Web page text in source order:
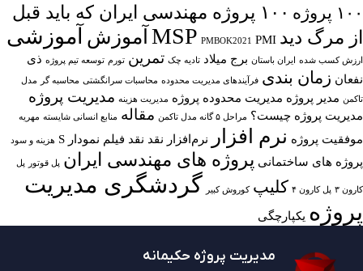
۱۰۰ پروژه
۱۰۰ پروژه مهندسی ایران که باید قبل
از مرگ دید
MSP PMBOK2021 PMI آموزش آموزشی
ارزش کسب شده ایران باستان برج میلاد تادیه چک تمرین تورم توسعه تیم پروژه ذی
نفعان زمان بندی فرآیندهای مدیریت محدوده محاسبات سرانگشتی محاسبه گر مدل
تاکمن مدیر پروژه مدیریت محدوده پروژه مدیریت هزینه مدیریت پروژه
مدیریت پروژه چیست؟ مراحل ۵ گانه مدل تاکمن مقاله منابع انسانی شایسته مهریه
موفقیت پروژه نرم افزار نرم‌افزار نقد نقد فیلم نمودار S هزینه و سود
پروژه های ساختمانی پروژه های مهندسی ایران پل قوتور پل
کارون ۳ پل کارون ۴ کلیپ کوروش کبیر
گردشگری مدیریت
پروژه یکپارچگی
مدیریت پروژه حکیمانه